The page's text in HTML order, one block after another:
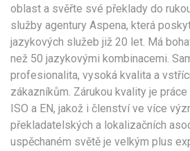
oblast a svěřte své překlady do
služby agentury Aspena, která
jazykových služeb již 20 let. Má
než 50 jazykovými kombinacemi.
profesionalita, vysoká kvalita a
zákazníkům. Zárukou kvality je
ISO a EN, jakož i členství ve více
překladatelských a lokalizačních
uspěchaném světě je velkým plus